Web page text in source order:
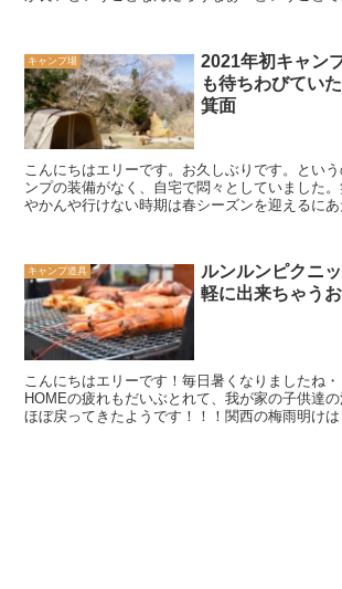
キャンプ場
2021年初キャン
も待ちわびてい
箕面
こんにちはエリーです。お久しぶりです。とい
ンプの装備がなく、自宅で悶々としていました
やかんや行けない時期は春シーズンを迎えるに
キャンプ道具
ルンルンピクニ
軽に出来ちゃうお
こんにちはエリーです！毎日暑くなりましたね
HOMEの疲れもだいぶとれて、我が家の子供達
ほぼ戻ってきたようです！！！関西の梅雨明けは